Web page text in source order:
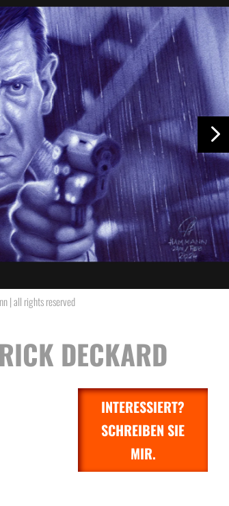
5
| all rights reserved
DECKARD
INTERESSIERT?
SCHREIBEN SIE
MIR.